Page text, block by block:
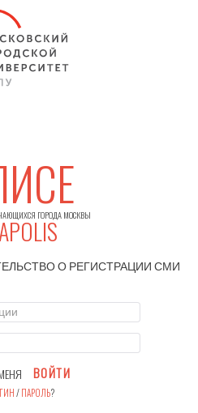
ГОРОДА МОСКВЫ
О РЕГИСТРАЦИИСМИ
ВОЙТИ
/ПАРОЛЬ?